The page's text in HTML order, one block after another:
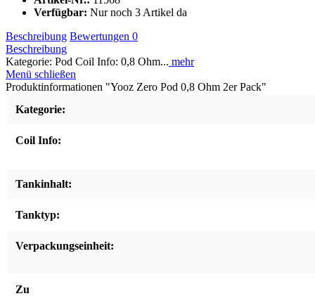
Verfügbar: Nur noch 3 Artikel da
Beschreibung Bewertungen 0
Beschreibung
Kategorie: Pod Coil Info: 0,8 Ohm... mehr
Menü schließen
Produktinformationen "Yooz Zero Pod 0,8 Ohm 2er Pack"
Kategorie:
Coil Info:
Tankinhalt:
Tanktyp:
Verpackungseinheit:
Zu